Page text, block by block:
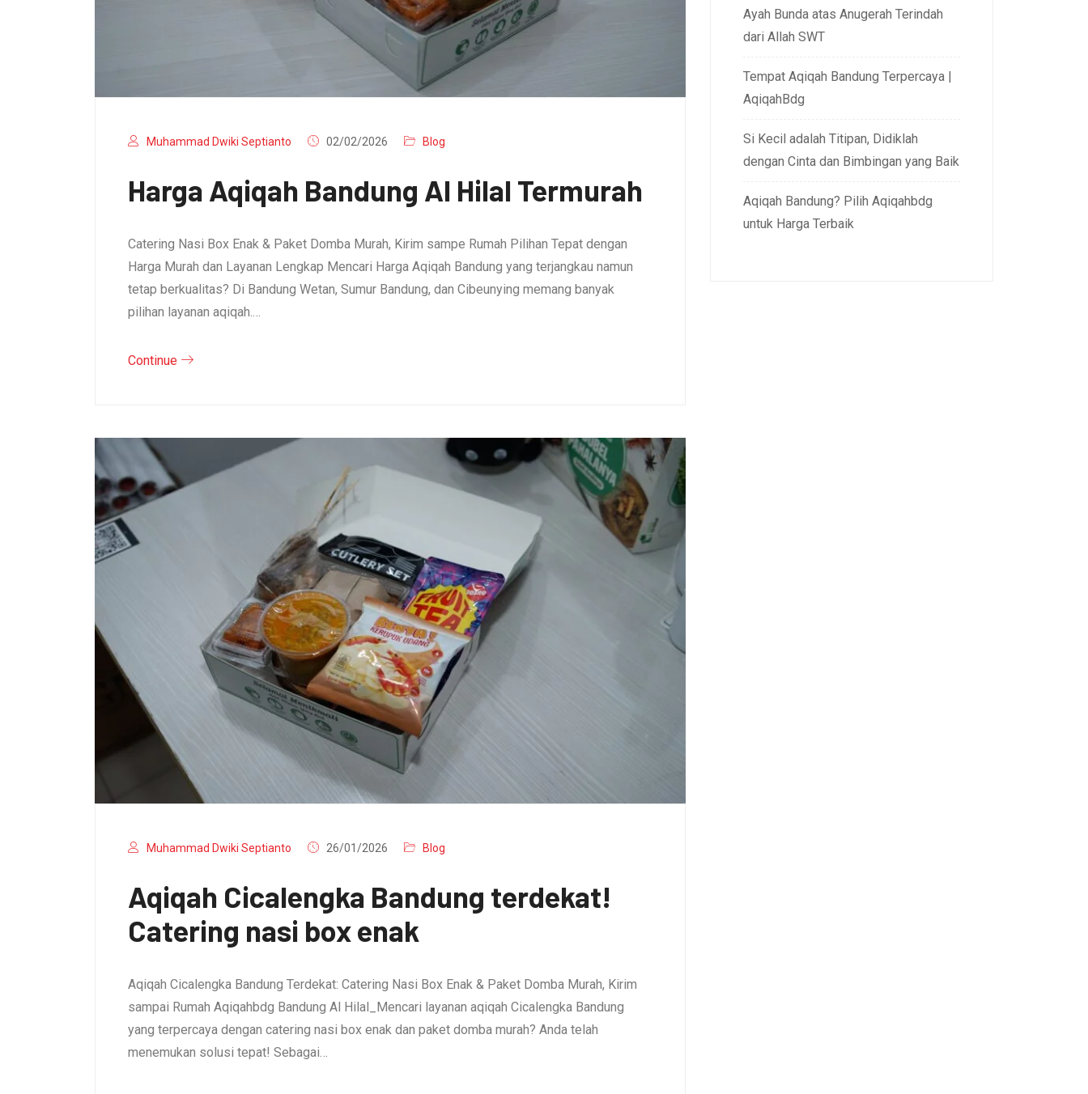
Muhammad Dwiki Septianto 02/02/2026 Blog
Harga Aqiqah Bandung Al Hilal Termurah
Catering Nasi Box Enak & Paket Domba Murah, Kirim sampe Rumah Pilihan Tepat dengan
Harga Murah dan Layanan Lengkap Mencari Harga Aqiqah Bandung yang terjangkau namun
tetap berkualitas? Di Bandung Wetan, Sumur Bandung, dan Cibeunying memang banyak
pilihan layanan aqiqah.…
Continue
Muhammad Dwiki Septianto 26/01/2026 Blog
Aqiqah Cicalengka Bandung terdekat!
Catering nasi box enak
Aqiqah Cicalengka Bandung Terdekat: Catering Nasi Box Enak & Paket Domba Murah, Kirim
sampai Rumah Aqiqahbdg Bandung Al Hilal_Mencari layanan aqiqah Cicalengka Bandung
yang terpercaya dengan catering nasi box enak dan paket domba murah? Anda telah
menemukan solusi tepat! Sebagai…
Ayah Bunda atas Anugerah Terindah
dari Allah SWT
Tempat Aqiqah Bandung Terpercaya |
AqiqahBdg
Si Kecil adalah Titipan, Didiklah
dengan Cinta dan Bimbingan yang Baik
Aqiqah Bandung? Pilih Aqiqahbdg
untuk Harga Terbaik